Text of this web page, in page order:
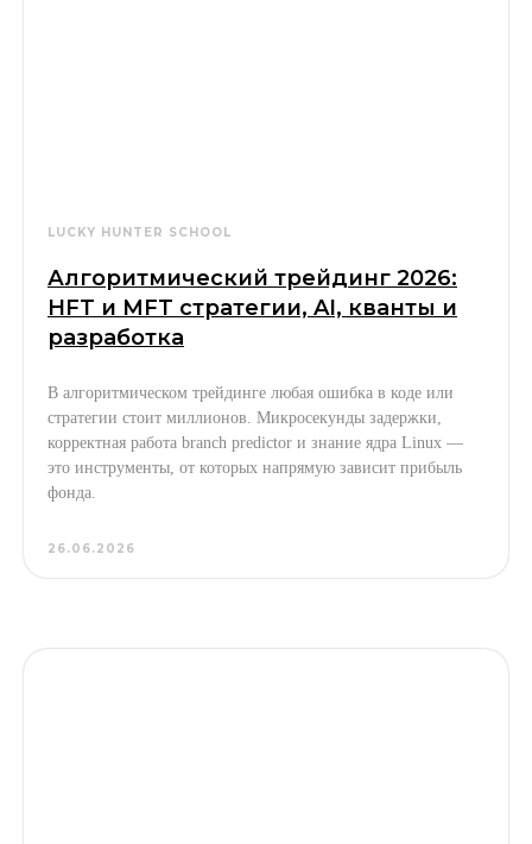
LUCKY HUNTER SCHOOL
Алгоритмический трейдинг 2026:
HFT и MFT стратегии, AI, кванты и
разработка
В алгоритмическом трейдинге любая ошибка в коде или
стратегии стоит миллионов. Микросекунды задержки,
корректная работа branch predictor и знание ядра Linux —
это инструменты, от которых напрямую зависит прибыль
фонда.
26.06.2026